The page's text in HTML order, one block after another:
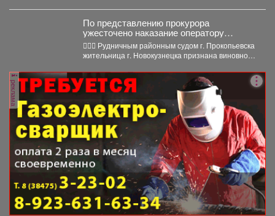
По представлению прокурора
ужесточено наказание оператору
Интернет-магазина по продаже
наркотических средств
🧑🏻‍⚖️ Рудничным районным судом г. Прокопьевска
жительница г. Новокузнецка признана виновной
реклама